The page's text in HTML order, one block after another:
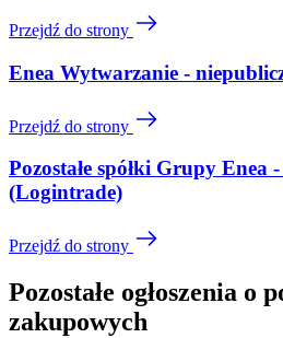
Przejdź do strony
Enea Wytwarzanie -
Przejdź do strony
Pozostałe spółki Grupy Enea
(Logintrade)
Przejdź do strony
Pozostałe ogłoszenia o
zakupowych